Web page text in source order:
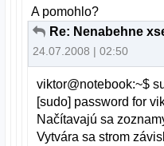
A pomohlo?
Re: Nenabehne
24.07.2008 | 02:50
viktor@notebook:~$
[sudo] password for
Načítavajú sa
Vytvára sa strom